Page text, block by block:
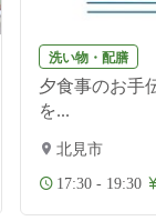
洗い物・配膳
夕食事のお手
を...
北見市
17:30 - 19:30